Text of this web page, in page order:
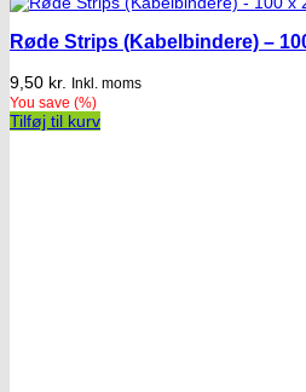
Røde Strips (Kabelbindere) –
9,50 kr. Inkl. moms
You save (%)
Tilføj til kurv